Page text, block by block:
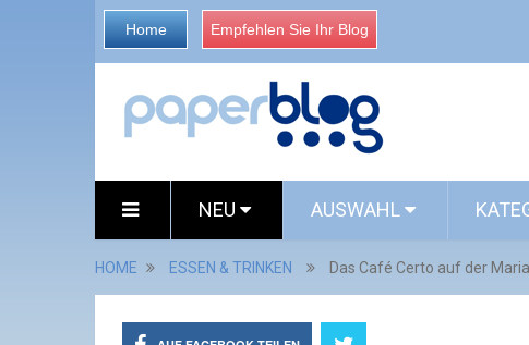
Home Empfehlen Sie Ihr Blog
NEU AUSWAHL
HOME ESSEN & TRINKEN Das Café Certo auf der